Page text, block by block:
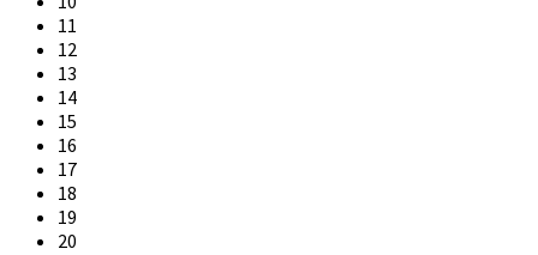
11
12
13
14
15
16
17
18
19
20